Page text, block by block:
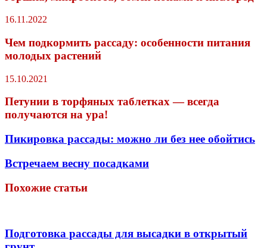
16.11.2022
Чем подкормить рассаду: особенности питания
молодых растений
15.10.2021
Петунии в торфяных таблетках — всегда
получаются на ура!
Пикировка рассады: можно ли без нее обойтись
Встречаем весну посадками
Похожие статьи
Подготовка рассады для высадки в открытый